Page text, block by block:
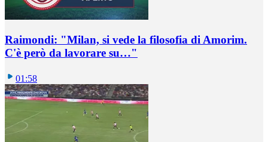
Raimondi: "Milan, si vede la filosofia di Amorim.
C'è però da lavorare su…"
01:58